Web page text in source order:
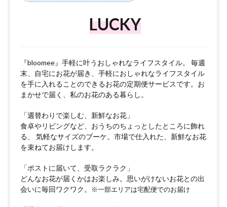
LUCKY
『bloomee』手軽に叶うおしゃれなライフスタイル。 毎週
末、自宅にお花が届き、手軽におしゃれなライフスタイル
を手に入れることのできるお花の定期便サービスです。お
まかせで届く、私のお花のある暮らし。
「週替わりで楽しむ、新鮮なお花」
食卓やリビングなど、おうちのちょっとしたところに飾れ
る、 気軽なサイズのブーケ。市場で仕入れた、新鮮なお花
を束ねてお届けします。
「ポストに届いて、受取ラクラク」
どんなお花が届くかはお楽しみ。思いがけないお花との出
会いに毎回ワクワク。
※一部エリアは宅配便でのお届け